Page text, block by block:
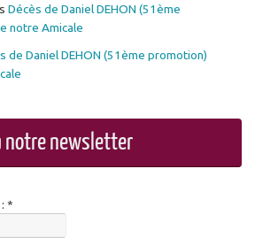
Décès de Daniel DEHON (51ème
notre Amicale
de Daniel DEHON (51ème promotion)
notre newsletter
*